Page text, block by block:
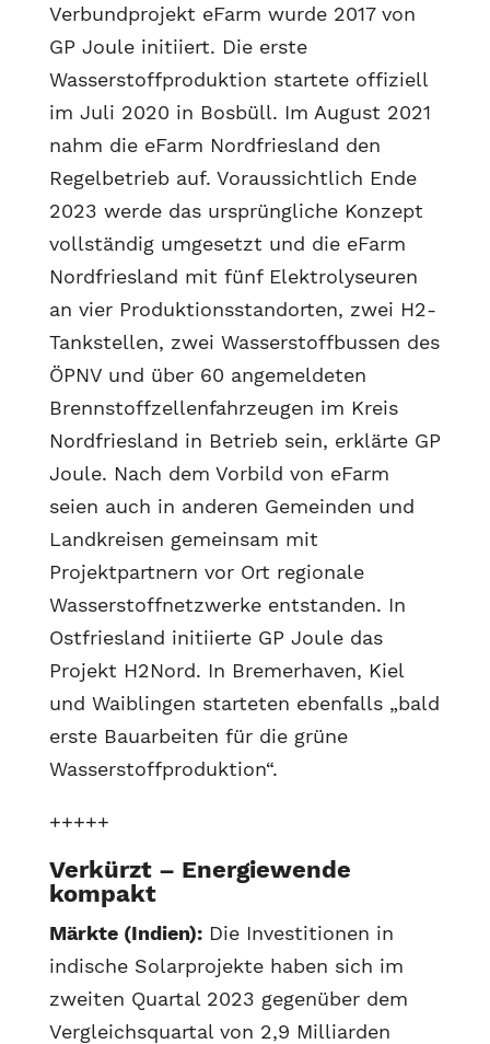
Verbundprojekt eFarm wurde 2017 von
GP Joule initiiert. Die erste
Wasserstoffproduktion startete offiziell
im Juli 2020 in Bosbüll. Im August 2021
nahm die eFarm Nordfriesland den
Regelbetrieb auf. Voraussichtlich Ende
2023 werde das ursprüngliche Konzept
vollständig umgesetzt und die eFarm
Nordfriesland mit fünf Elektrolyseuren
an vier Produktionsstandorten, zwei H2-
Tankstellen, zwei Wasserstoffbussen des
ÖPNV und über 60 angemeldeten
Brennstoffzellenfahrzeugen im Kreis
Nordfriesland in Betrieb sein, erklärte GP
Joule. Nach dem Vorbild von eFarm
seien auch in anderen Gemeinden und
Landkreisen gemeinsam mit
Projektpartnern vor Ort regionale
Wasserstoffnetzwerke entstanden. In
Ostfriesland initiierte GP Joule das
Projekt H2Nord. In Bremerhaven, Kiel
und Waiblingen starteten ebenfalls „bald
erste Bauarbeiten für die grüne
Wasserstoffproduktion“.
+++++
Verkürzt – Energiewende
kompakt
Märkte (Indien):Die Investitionen in
indische Solarprojekte haben sich im
zweiten Quartal 2023 gegenüber dem
Vergleichsquartal von 2,9 Milliarden